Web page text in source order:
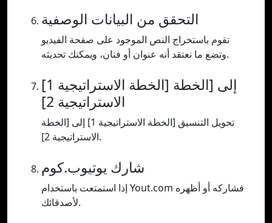
التحقق من البيانات الوصفية
تقوم باستخراج النص الموجود على صفحة الفيديو
وتضع ما نعتقد أنه عنوان أو فنان، ويمكنك تحديثه.
[الخطة الاستراتيجية 1] إلى [الخطة
الاستراتيجية 2]
تحويل التنسيق [الخطة الاستراتيجية 1] إلى [الخطة
الاستراتيجية 2].
شارك يوتيوب.كوم
إذا استمتعت باستخدام Yout.com فشاركه أو أظهره
لأصدقائك.